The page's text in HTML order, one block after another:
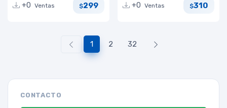
+0 Ventas $299
+0 Ventas $310
1 2 32
CONTACTO